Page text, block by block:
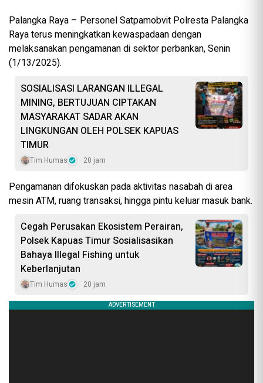
Palangka Raya – Personel Satpamobvit Polresta Palangka
Raya terus meningkatkan kewaspadaan dengan
melaksanakan pengamanan di sektor perbankan, Senin
(1/13/2025).
SOSIALISASI LARANGAN ILLEGAL
MINING, BERTUJUAN CIPTAKAN
MASYARAKAT SADAR AKAN
LINGKUNGAN OLEH POLSEK KAPUAS
TIMUR
Tim Humas 20 jam
Pengamanan difokuskan pada aktivitas nasabah di area
mesin ATM, ruang transaksi, hingga pintu keluar masuk bank.
Cegah Perusakan Ekosistem Perairan,
Polsek Kapuas Timur Sosialisasikan
Bahaya Illegal Fishing untuk
Keberlanjutan
Tim Humas 20 jam